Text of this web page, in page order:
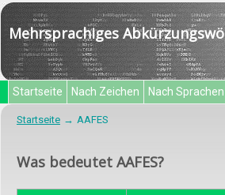
Mehrsprachiges
Startseite Nach Zeichen Nach Sprachen
Startseite AAFES
Was bedeutet AAFES?